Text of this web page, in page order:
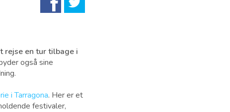
rejse en tur tilbage i
også sine
i Tarragona. Her er et
festivaler,